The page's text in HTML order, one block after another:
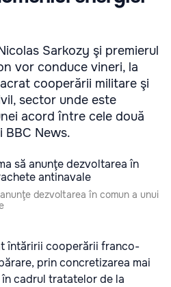
Sarkozy şi premierul
vor conduce vineri, la
cooperării militare şi
sector unde este
acord între cele două
BBC News.
dezvoltarea în comun a unui
întăririi cooperării franco-
prin concretizarea mai
cadrul tratatelor de la